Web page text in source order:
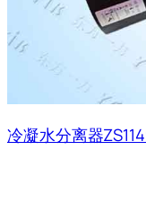
冷凝水分离器